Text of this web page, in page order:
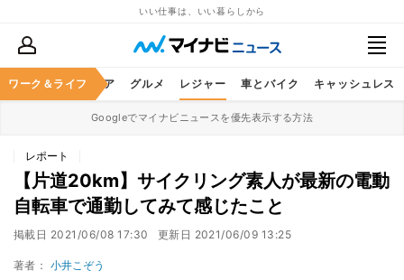
いい仕事は、いい暮らしから
ワーク＆ライフ
暮らし ヘルスケア グルメ レジャー 車とバイク キャッシュレス
Googleでマイナビニュースを優先表示する方法
レポート
【片道20km】サイクリング素人が最新の電動
自転車で通勤してみて感じたこと
掲載日 2021/06/08 17:30 更新日 2021/06/09 13:25
著者： 小井こぞう